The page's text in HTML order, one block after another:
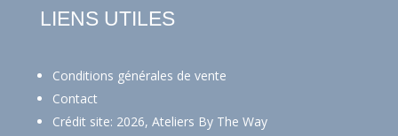
LIENS UTILES
Conditions générales de vente
Contact
Crédit site: 2026, Ateliers By The Way